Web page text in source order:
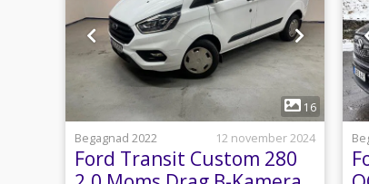
1
16
Begagnad 2022
12 november 2024
Ford Transit Custom 280